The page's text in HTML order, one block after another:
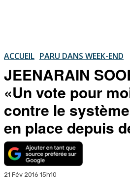
ACCUEIL PARU DANS WEEK-END
JEENARAIN
«Un vote pour
contre le
en place depuis
21 Fév 2016 15h10